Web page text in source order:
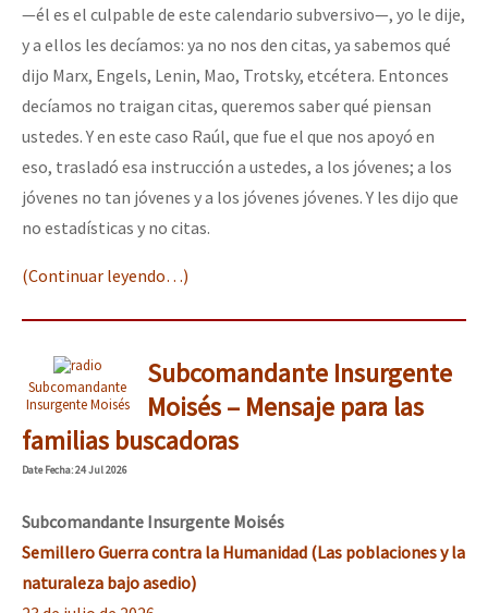
—él es el culpable de este calendario subversivo—, yo le dije,
y a ellos les decíamos: ya no nos den citas, ya sabemos qué
dijo Marx, Engels, Lenin, Mao, Trotsky, etcétera. Entonces
decíamos no traigan citas, queremos saber qué piensan
ustedes. Y en este caso Raúl, que fue el que nos apoyó en
eso, trasladó esa instrucción a ustedes, a los jóvenes; a los
jóvenes no tan jóvenes y a los jóvenes jóvenes. Y les dijo que
no estadísticas y no citas.
(Continuar leyendo…)
Subcomandante
Insurgente Moisés
Subcomandante Insurgente
Moisés – Mensaje para las
familias buscadoras
DateFecha: 24 Jul 2026
Subcomandante Insurgente Moisés
Semillero Guerra contra la Humanidad (Las poblaciones y la
naturaleza bajo asedio)